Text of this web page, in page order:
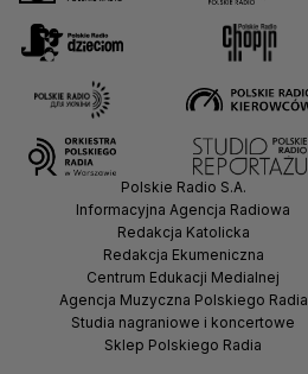
Polskie Radio S.A.
Informacyjna Agencja Radiowa
Redakcja Katolicka
Redakcja Ekumeniczna
Centrum Edukacji Medialnej
Agencja Muzyczna Polskiego Radia
Studia nagraniowe i koncertowe
Sklep Polskiego Radia